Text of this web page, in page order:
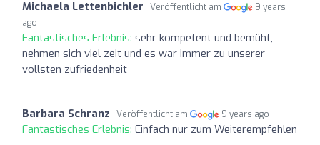
Michaela Lettenbichler Veröffentlicht am
9 years
ago
Fantastisches Erlebnis: sehr kompetent und bemüht,
nehmen sich viel zeit und es war immer zu unserer
vollsten zufriedenheit
Barbara Schranz Veröffentlicht am 9 years ago
Fantastisches Erlebnis: Einfach nur zum Weiterempfehlen